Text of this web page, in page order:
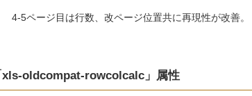
4-5ページ目は行数、改ページ位置共に再現性が改善。
xls-oldcompat-rowcolcalc」属性